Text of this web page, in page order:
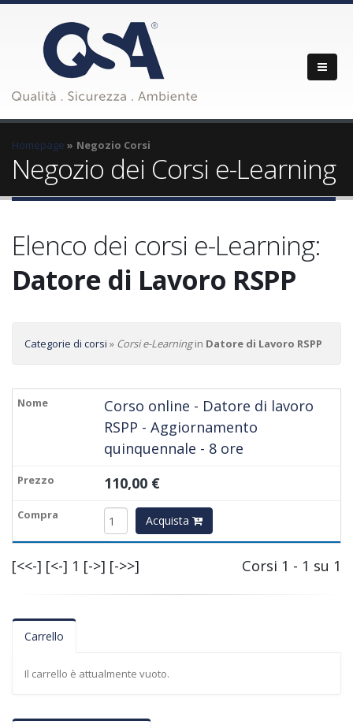
Homepage Negozio Corsi
Negozio dei Corsi e-Learning
Elenco dei corsi e-Learning:
Datore di Lavoro RSPP
Categorie di corsi » Corsi e-Learningin Datore di Lavoro RSPP
Corso online - Datore di lavoro
RSPP - Aggiornamento
quinquennale - 8 ore
110,00 €
Acquista
[<<-] [<-] 1 [->] [->>] Corsi 1 - 1 su 1
Carrello
Il carrello è attualmente vuoto.